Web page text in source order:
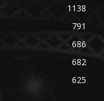
1138
791
686
682
625